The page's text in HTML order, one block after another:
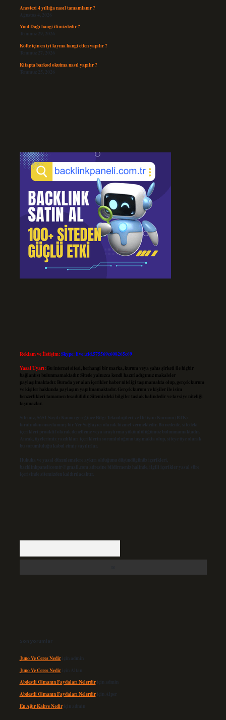
Anestezi 4 yıllığa nasıl tamamlanır ?
Ağustos 4, 2026
Yunt Dağı hangi ilimizdedir ?
Temmuz 29, 2026
Köfte için en iyi kıyma hangi etten yapılır ?
Temmuz 27, 2026
Kitapta barkod okutma nasıl yapılır ?
Temmuz 25, 2026
Reklam ve İletişim:Skype: live:.cid.575569c608265c69
Yasal Uyarı: Bu internet sitesi, herhangi bir marka, kurum veya şahıs şirketi ile hiçbir
bağlantısı bulunmamaktadır. Sitede yalnızca kendi hazırladığımız makaleler
paylaşılmaktadır. Burada yer alan içerikler haber niteliği taşımamakta olup, gerçek kurum
ve kişiler hakkında paylaşım yapılmamaktadır. Gerçek kurum ve kişiler ile isim
benzerlikleri tamamen tesadüfidir. Sitemizdeki bilgiler taslak halindedir ve tavsiye niteliği
taşımazlar.
Sitemiz, 5651 Sayılı Kanun gereğince Bilgi Teknolojileri ve İletişim Kurumu (BTK)
tarafından onaylanmış bir Yer Sağlayıcı olarak hizmet vermektedir. Bu nedenle, sitedeki
içerikleri proaktif olarak denetleme veya araştırma yükümlülüğümüz bulunmamaktadır.
Ancak, üyelerimiz yazdıkları içeriklerin sorumluluğunu taşımakta olup, siteye üye olarak
bu sorumluluğu kabul etmiş sayılırlar.
Hukuka ve yasal düzenlemelere aykırı olduğunu düşündüğünüz içerikleri,
backlinkpanelicomtr@gmail.com adresine bildirmeniz halinde, ilgili içerikler yasal süre
içerisinde sitemizden kaldırılacaktır.
Son yorumlar
Juno Ve Ceres Nediriçin admin
Juno Ve Ceres Nediriçin Altan
Abdestli Olmanın Faydaları Nelerdiriçin admin
Abdestli Olmanın Faydaları Nelerdiriçin Alper
En Ağır Kahve Nediriçin admin